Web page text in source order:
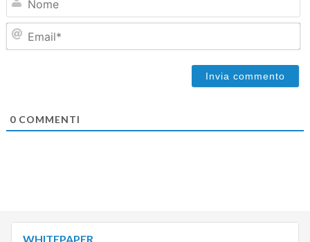
0COMMENTI
WHITEPAPER